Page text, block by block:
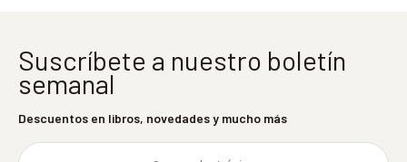
Suscríbete a nuestro boletín
semanal
Descuentos en libros, novedades y mucho más